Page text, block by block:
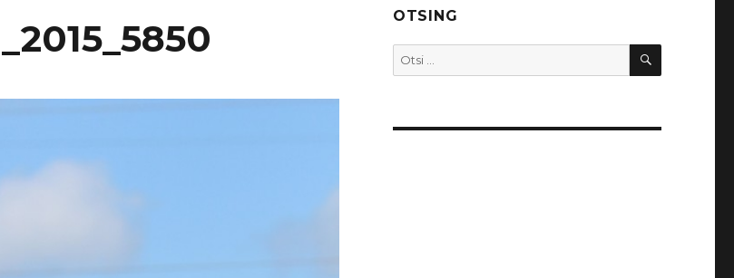
OTSING
Otsi: OTSI